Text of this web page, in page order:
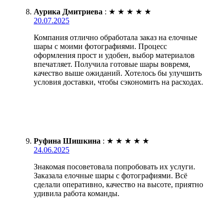
Аурика Дмитриева : ★ ★ ★ ★ ★
20.07.2025
Компания отлично обработала заказ на елочные
шары с моими фотографиями. Процесс
оформления прост и удобен, выбор материалов
впечатляет. Получила готовые шары вовремя,
качество выше ожиданий. Хотелось бы улучшить
условия доставки, чтобы сэкономить на расходах.
Руфина Шишкина : ★ ★ ★ ★ ★
24.06.2025
Знакомая посоветовала попробовать их услуги.
Заказала елочные шары с фотографиями. Всё
сделали оперативно, качество на высоте, приятно
удивила работа команды.